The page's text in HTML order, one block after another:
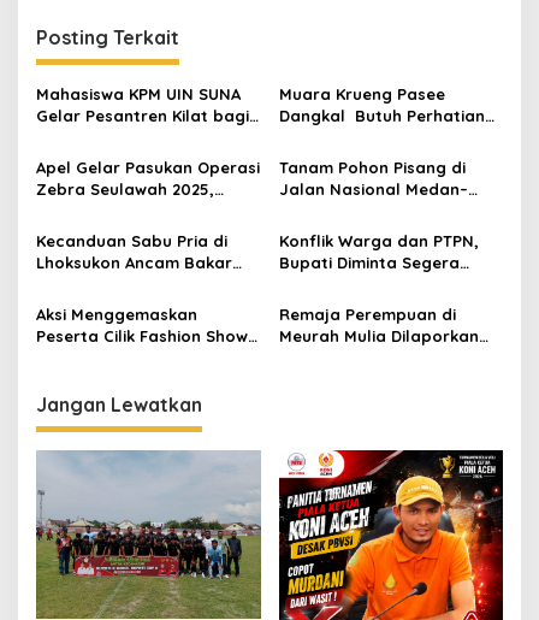
i
g
a
s
i
p
s
Posting Terkait
Mahasiswa KPM UIN SUNA
Gelar Pesantren Kilat bagi
Kereutou
Muara Krueng Pasee
Dangkal Butuh Perhatian
Apel Gelar Pasukan Operasi
Zebra Seulawah 2025,
Tanam Pohon Pisang di
Jalan Nasional Medan–
Berlubang Picu Kecelakaan
Kecanduan Sabu Pria di
Lhoksukon Ancam Bakar
Konflik Warga dan PTPN,
Bupati Diminta Segera
Aksi Menggemaskan
Peserta Cilik Fashion Show
Remaja Perempuan di
Meurah Mulia Dilaporkan
Jangan Lewatkan